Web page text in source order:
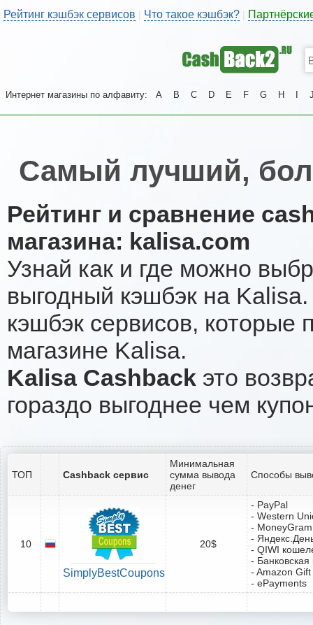
Рейтинг кэшбэк сервисов | Что такое кэшбэк?
Интернет магазины по алфавиту: A B C D E F G H
Самый лучший,
Рейтинг и сравнение
магазина: kalisa.com
Узнай как и где можно
выгодный кэшбэк на
кэшбэк сервисов, которые
магазине Kalisa.
Kalisa Cashback это
гораздо выгоднее чем
ТОП Cashback сервис
Минимальная
сумма вывода
денег
Способы
10
SimplyBestCoupons
20$
- PayPal
- Western
- MoneyGram
-
- QIWI
-
- Amazon
- ePayments